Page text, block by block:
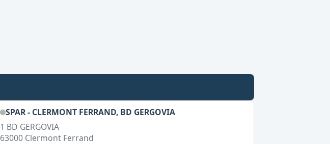
SPAR - CLERMONT FERRAND, BD GERGOVIA
1 BD GERGOVIA
63000 Clermont Ferrand